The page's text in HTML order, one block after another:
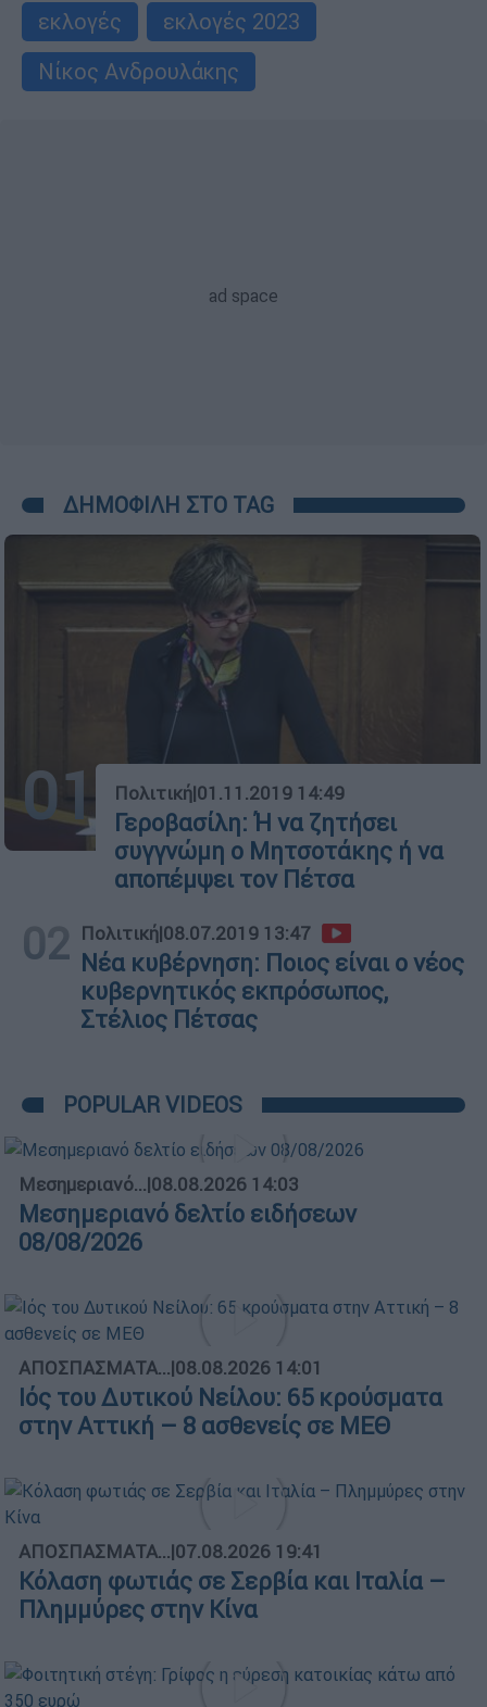
εκλογές
εκλογές 2023
Νίκος Ανδρουλάκης
ΔΗΜΟΦΙΛΗ ΣΤΟ TAG
01 Πολιτική|01.11.2019 14:49
Γεροβασίλη: Ή να ζητήσει
συγγνώμη ο Μητσοτάκης ή να
αποπέμψει τον Πέτσα
02 Πολιτική|08.07.2019 13:47
Νέα κυβέρνηση: Ποιος είναι ο νέος
κυβερνητικός εκπρόσωπος,
Στέλιος Πέτσας
POPULAR VIDEOS
Μεσημεριανό...|08.08.2026 14:03
Μεσημεριανό δελτίο ειδήσεων
08/08/2026
ΑΠΟΣΠΑΣΜΑΤΑ...|08.08.2026 14:01
Ιός του Δυτικού Νείλου: 65 κρούσματα
στην Αττική – 8 ασθενείς σε ΜΕΘ
ΑΠΟΣΠΑΣΜΑΤΑ...|07.08.2026 19:41
Κόλαση φωτιάς σε Σερβία και Ιταλία –
Πλημμύρες στην Κίνα